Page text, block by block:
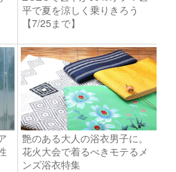
平で夏を涼しく乗りきろう
【7/25まで】
艶のある大人の浴衣男子に。
花火大会で着るべきモテるメ
ンズ浴衣特集